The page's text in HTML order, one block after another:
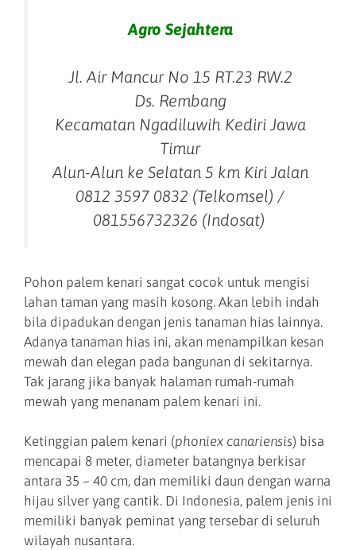
Agro Sejahtera
Jl. Air Mancur No 15 RT.23 RW.2
Ds. Rembang
Kecamatan Ngadiluwih Kediri Jawa
Timur
Alun-Alun ke Selatan 5 km Kiri Jalan
0812 3597 0832 (Telkomsel) /
081556732326 (Indosat)
Pohon palem kenari sangat cocok untuk mengisi
lahan taman yang masih kosong. Akan lebih indah
bila dipadukan dengan jenis tanaman hias lainnya.
Adanya tanaman hias ini, akan menampilkan kesan
mewah dan elegan pada bangunan di sekitarnya.
Tak jarang jika banyak halaman rumah-rumah
mewah yang menanam palem kenari ini.
Ketinggian palem kenari (phoniex canariensis) bisa
mencapai 8 meter, diameter batangnya berkisar
antara 35 – 40 cm, dan memiliki daun dengan warna
hijau silver yang cantik. Di Indonesia, palem jenis ini
memiliki banyak peminat yang tersebar di seluruh
wilayah nusantara.